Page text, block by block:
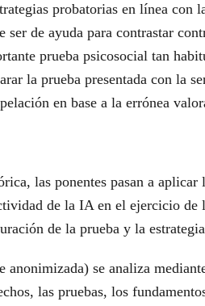
probatorias en línea con
ser de ayuda para contrastar
prueba psicosocial tan
la prueba presentada con la
en base a la errónea
las ponentes pasan a
de la IA en el ejercicio de
de la prueba y la
anonimizada) se analiza
las pruebas, los